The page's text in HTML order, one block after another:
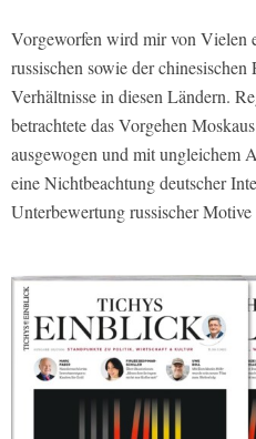
Vorgeworfen wird mir von Vielen
russischen sowie der
Verhältnisse in diesen Ländern.
betrachtete das Vorgehen
ausgewogen und mit ungleichem
eine Nichtbeachtung deutscher
Unterbewertung russischer